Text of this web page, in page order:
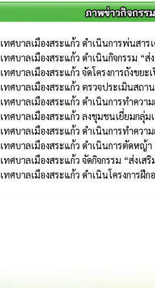
เทศบาลเมืองสระแก้ว ดำเนินการพ่นสา
เทศบาลเมืองสระแก้ว ดำเนินกิจกรรม “
เทศบาลเมืองสระแก้ว จัดโครงการถังขยะ
เทศบาลเมืองสระแก้ว ตรวจประเมินสถ
เทศบาลเมืองสระแก้ว ดำเนินการทำควา
เทศบาลเมืองสระแก้ว ลงชุมชนเยี่ยมกลุ่ม
เทศบาลเมืองสระแก้ว ดำเนินการทำควา
เทศบาลเมืองสระแก้ว ดำเนินการตัดหญ้า
เทศบาลเมืองสระแก้ว จัดกิจกรรม “ส่งเ
เทศบาลเมืองสระแก้ว ดำเนินโครงการ